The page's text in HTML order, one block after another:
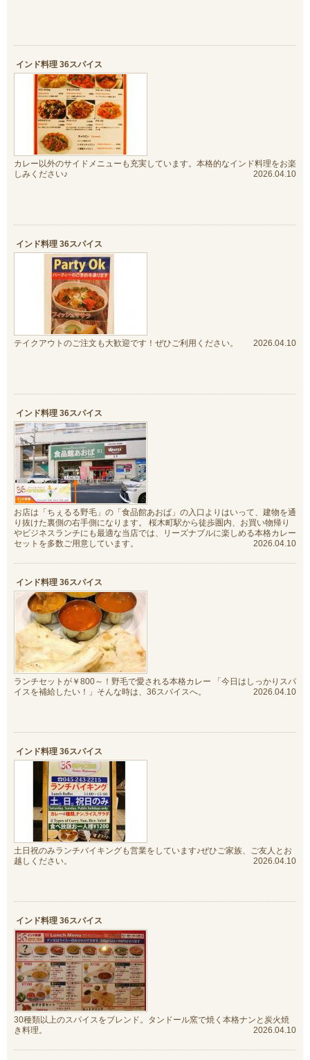
インド料理 36スパイス
カレー以外のサイドメニューも充実しています。本格的なインド料理をお楽
しみください♪
2026.04.10
インド料理 36スパイス
テイクアウトのご注文も大歓迎です！ぜひご利用ください。 2026.04.10
インド料理 36スパイス
お店は「ちぇるる野毛」の「食品館あおば」の入口よりはいって、建物を通
り抜けた裏側の右手側になります。 桜木町駅から徒歩圏内、お買い物帰り
やビジネスランチにも最適な当店では、リーズナブルに楽しめる本格カレー
セットを多数ご用意しています。
2026.04.10
インド料理 36スパイス
ランチセットが￥800～！野毛で愛される本格カレー 「今日はしっかりスパ
イスを補給したい！」そんな時は、36スパイスへ。
2026.04.10
インド料理 36スパイス
土日祝のみランチバイキングも営業をしています♪ぜひご家族、ご友人とお
越しください。
2026.04.10
インド料理 36スパイス
30種類以上のスパイスをブレンド。タンドール窯で焼く本格ナンと炭火焼
き料理。
2026.04.10